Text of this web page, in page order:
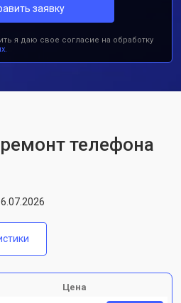
заявку
я даю свое согласие на обработку
телефона
Цена